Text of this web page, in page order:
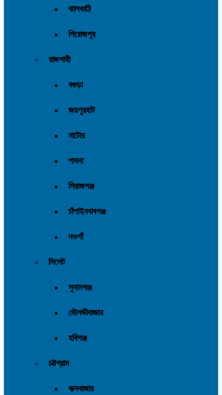
ঝালকাঠি
পিরোজপুর
রাজশাহী
বগুড়া
জয়পুরহাট
নাটোর
পাবনা
সিরাজগঞ্জ
চাঁপাইনবাবগঞ্জ
নওগাঁ
সিলেট
সুনামগঞ্জ
মৌলভীবাজার
হবিগঞ্জ
চট্টগ্রাম
কক্সবাজার